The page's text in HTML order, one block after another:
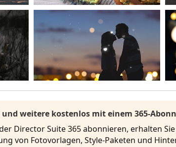
und weitere kostenlos mit einem 365-
Director Suite 365 abonnieren, erhalten
von Fotovorlagen, Style-Paketen und